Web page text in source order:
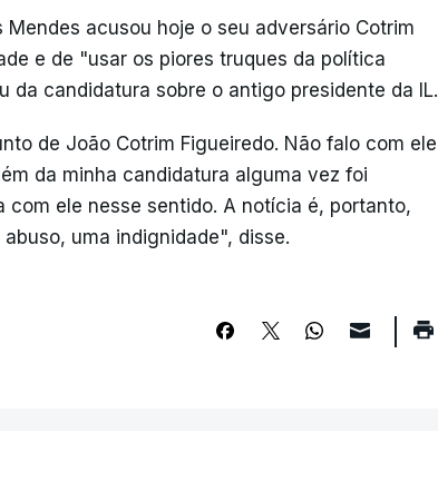
acusou hoje o seu adversário Cotrim
e de "usar os piores truques da política
da candidatura sobre o antigo presidente da IL.
de João Cotrim Figueiredo. Não falo com ele
da minha candidatura alguma vez foi
ele nesse sentido. A notícia é, portanto,
uma indignidade", disse.